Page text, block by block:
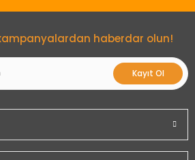
haberdar olun!
Kayıt Ol